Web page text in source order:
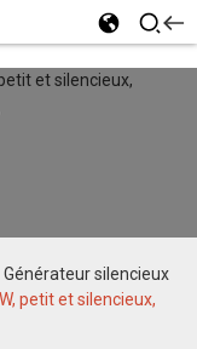
Générateur silencieux
petit et silencieux,